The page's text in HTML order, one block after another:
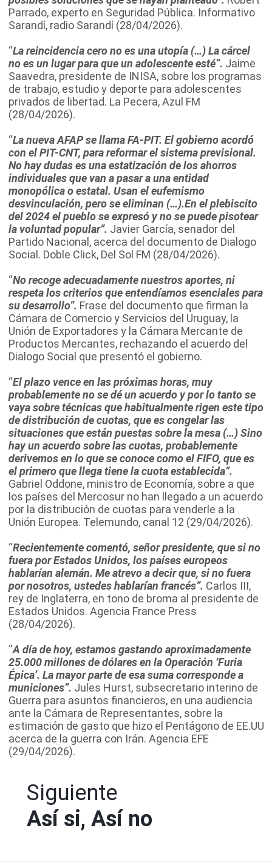
Parrado, experto en Seguridad Pública. Informativo
Sarandí, radio Sarandí (28/04/2026).
“La reincidencia cero no es una utopía (…) La cárcel
no es un lugar para que un adolescente esté”. Jaime
Saavedra, presidente de INISA, sobre los programas
de trabajo, estudio y deporte para adolescentes
privados de libertad. La Pecera, Azul FM
(28/04/2026).
“La nueva AFAP se llama FA-PIT. El gobierno acordó
con el PIT-CNT, para reformar el sistema previsional.
No hay dudas es una estatización de los ahorros
individuales que van a pasar a una entidad
monopólica o estatal. Usan el eufemismo
desvinculación, pero se eliminan (…).En el plebiscito
del 2024 el pueblo se expresó y no se puede pisotear
la voluntad popular”. Javier García, senador del
Partido Nacional, acerca del documento de Dialogo
Social. Doble Click, Del Sol FM (28/04/2026).
“No recoge adecuadamente nuestros aportes, ni
respeta los criterios que entendíamos esenciales para
su desarrollo”. Frase del documento que firman la
Cámara de Comercio y Servicios del Uruguay, la
Unión de Exportadores y la Cámara Mercante de
Productos Mercantes, rechazando el acuerdo del
Dialogo Social que presentó el gobierno.
“El plazo vence en las próximas horas, muy
probablemente no se dé un acuerdo y por lo tanto se
vaya sobre técnicas que habitualmente rigen este tipo
de distribución de cuotas, que es congelar las
situaciones que están puestas sobre la mesa (…) Sino
hay un acuerdo sobre las cuotas, probablemente
derivemos en lo que se conoce como el FIFO, que es
el primero que llega tiene la cuota establecida”.
Gabriel Oddone, ministro de Economía, sobre a que
los países del Mercosur no han llegado a un acuerdo
por la distribución de cuotas para venderle a la
Unión Europea. Telemundo, canal 12 (29/04/2026).
“Recientemente comentó, señor presidente, que si no
fuera por Estados Unidos, los países europeos
hablarían alemán. Me atrevo a decir que, si no fuera
por nosotros, ustedes hablarían francés”. Carlos III,
rey de Inglaterra, en tono de broma al presidente de
Estados Unidos. Agencia France Press
(28/04/2026).
“A día de hoy, estamos gastando aproximadamente
25.000 millones de dólares en la Operación ‘Furia
Épica’. La mayor parte de esa suma corresponde a
municiones”. Jules Hurst, subsecretario interino de
Guerra para asuntos financieros, en una audiencia
ante la Cámara de Representantes, sobre la
estimación de gasto que hizo el Pentágono de EE.UU
acerca de la guerra con Irán. Agencia EFE
(29/04/2026).
Siguiente
Así si, Así no